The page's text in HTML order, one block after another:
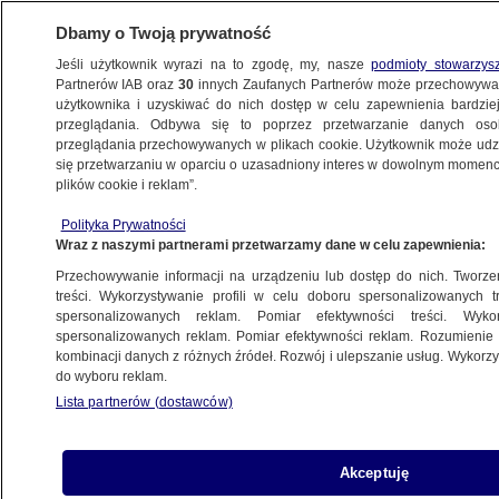
BIZNES
RYNKI
prezesa Fedu. "Zmienił ton wypowiedzi"
7.02.2023, 20:12
Udostępnij
Dbamy o Twoją prywatność
Jeśli użytkownik wyrazi na to zgodę, my, naszepodmioty
Partnerów IAB oraz30 innych Zaufanych Partnerów może
użytkownika i uzyskiwać do nich dostęp w celu zapewnienia
przeglądania. Odbywa się to poprzez przetwarzanie danych
przeglądania przechowywanych w plikach cookie. Użytkownik może
się przetwarzaniu w oparciu o uzasadniony interes w dowolnym
plików cookie i reklam”.
Polityka Prywatności
Wraz z naszymi partnerami przetwarzamy dane w celu zapewnienia:
Przechowywanie informacji na urządzeniu lub dostęp do nich.
treści. Wykorzystywanie profili w celu doboru spersonalizowanych
spersonalizowanych reklam. Pomiar efektywności treści.
spersonalizowanych reklam. Pomiar efektywności reklam.
kombinacji danych z różnych źródeł. Rozwój i ulepszanie usług.
do wyboru reklam.
Lista partnerów (dostawców)
Akceptuję